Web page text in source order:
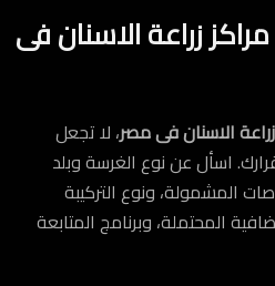
زراعة الاسنان فى
الاسنان فى مصر، لا تجعل
اسأل عن نوع الغرسة وبلد
المشمولة، ونوع التركيبة
المحتملة، وبرنامج المتابعة